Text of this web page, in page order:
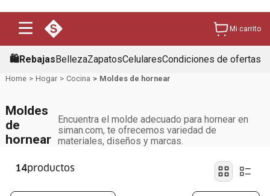
Mi carrito
🛍️RebajasBellezaZapatosCelularesCondiciones de ofertas
Hogar Cocina Moldes de hornear
Moldes
de
hornear
Encuentra el molde adecuado para hornear en
siman.com, te ofrecemos variedad de
materiales, diseños y marcas.
14